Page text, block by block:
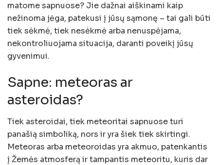
matome sapnuose? Jie dažnai aiškinami kaip
nežinoma jėga, patekusi į jūsų sąmonę – tai gali būti
tiek sėkmė, tiek nesėkmė arba nenuspėjama,
nekontroliuojama situacija, daranti poveikį jūsų
gyvenimui.
Sapne: meteoras ar
asteroidas?
Tiek asteroidai, tiek meteoritai sapnuose turi
panašią simboliką, nors ir yra šiek tiek skirtingi.
Meteoras arba meteoroidas yra akmuo, patenkantis
į Žemės atmosferą ir tampantis meteoritu, kuris dar